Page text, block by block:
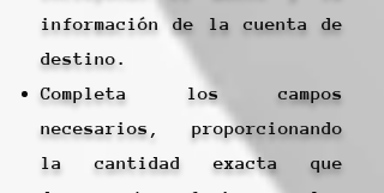
información de la cuenta de
destino.
Completa los campos
necesarios, proporcionando
la cantidad exacta que